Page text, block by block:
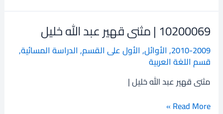
10200069 | مثنى قهير عبد الله خليل
2010-2009
, الأوائل, الأول على القسم, الدراسة المسائية,
قسم اللغة العربية
مثنى قهير عبد الله خليل |
10200069
مثنى
قهير
عبد
الله
خليل
Read More »